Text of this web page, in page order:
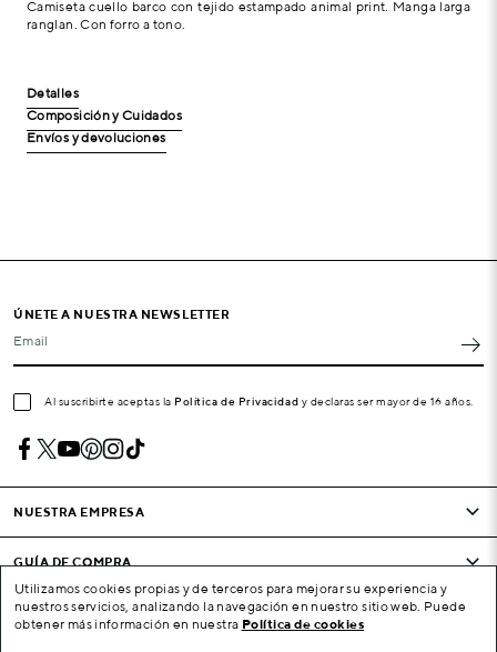
Camiseta cuello barco con tejido estampado animal print. Manga larga
ranglan. Con forro a tono.
Detalles
Composición y Cuidados
Envíos y devoluciones
ÚNETE A NUESTRA NEWSLETTER
Email
Al suscribirte aceptas la Política de Privacidad y declaras ser mayor de 16 años.
NUESTRA EMPRESA
GUÍA DE COMPRA
CONDICIONES Y EMPRESA
Utilizamos cookies propias y de terceros para mejorar su experiencia y
nuestros servicios, analizando la navegación en nuestro sitio web. Puede
obtener más información en nuestra Política de cookies